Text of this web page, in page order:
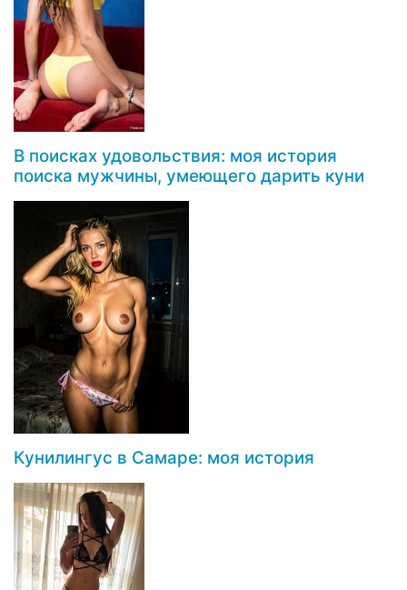
В поисках удовольствия: моя история
поиска мужчины, умеющего дарить куни
Кунилингус в Самаре: моя история